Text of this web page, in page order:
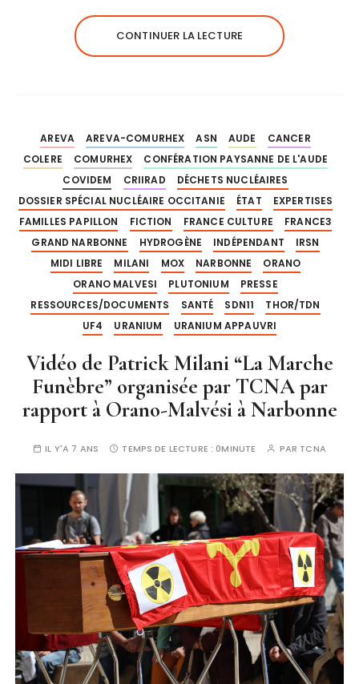
CONTINUER LA LECTURE
AREVA AREVA-COMURHEX ASN AUDE
CANCER
COLERE
COMURHEX
CONFÉRATION PAYSANNE DE L'AUDE
COVIDEM
CRIIRAD
DÉCHETS NUCLÉAIRES
DOSSIER SPÉCIAL NUCLÉAIRE OCCITANIE
ÉTAT
EXPERTISES
FAMILLES PAPILLON
FICTION FRANCE CULTURE
FRANCE3
GRAND NARBONNE
HYDROGÈNE INDÉPENDANT
IRSN
MIDI LIBRE
MILANI MOX NARBONNE
ORANO
ORANO MALVESI
PLUTONIUM
PRESSE
RESSOURCES/DOCUMENTS
SANTÉ SDN11
THOR/TDN
UF4
URANIUM URANIUM APPAUVRI
Vidéo de Patrick Milani “La Marche
Funèbre” organisée par TCNA par
rapport à Orano-Malvési à Narbonne
IL Y'A 7 ANS TEMPS DE LECTURE : 0MINUTE PAR TCNA